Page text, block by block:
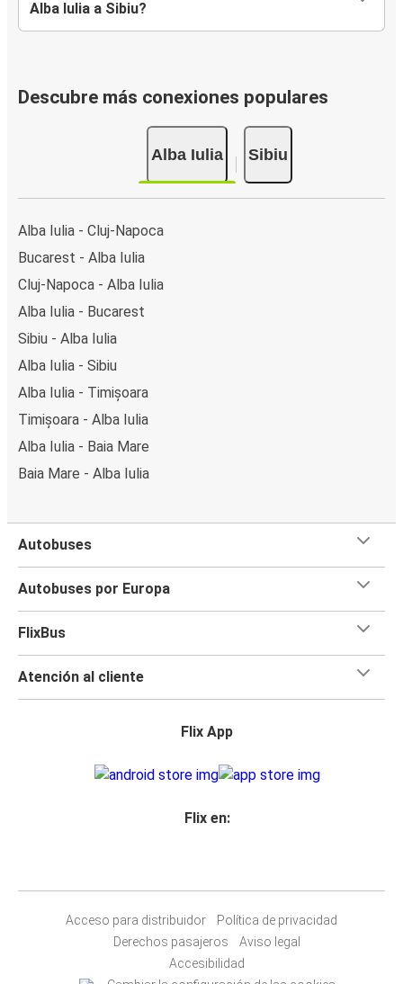
Alba Iulia a Sibiu?
Descubre más conexiones populares
Alba Iulia Sibiu
Alba Iulia - Cluj-Napoca
Bucarest - Alba Iulia
Cluj-Napoca - Alba Iulia
Alba Iulia - Bucarest
Sibiu - Alba Iulia
Alba Iulia - Sibiu
Alba Iulia - Timișoara
Timișoara - Alba Iulia
Alba Iulia - Baia Mare
Baia Mare - Alba Iulia
Autobuses
Autobuses por Europa
FlixBus
Atención al cliente
Flix App
Flix en:
Acceso para distribuidor
Política de privacidad
Derechos pasajeros
Aviso legal
Accesibilidad